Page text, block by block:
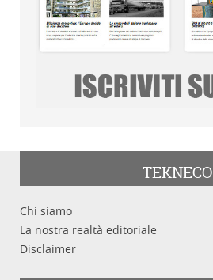
TEKNECO
Chi siamo
La nostra realtà editoriale
Disclaimer